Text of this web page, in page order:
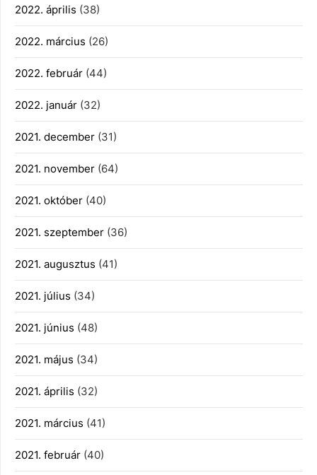
2022. április (38)
2022. március (26)
2022. február (44)
2022. január (32)
2021. december (31)
2021. november (64)
2021. október (40)
2021. szeptember (36)
2021. augusztus (41)
2021. július (34)
2021. június (48)
2021. május (34)
2021. április (32)
2021. március (41)
2021. február (40)